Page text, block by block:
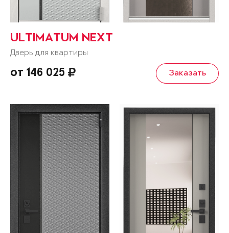
ULTIMATUM NEXT
Дверь для квартиры
от 146 025 Заказать